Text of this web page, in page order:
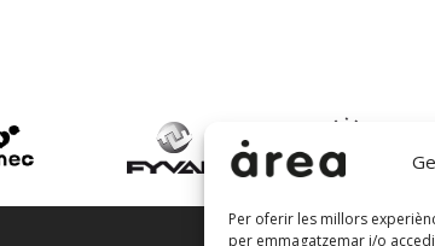
Per oferir les millors
per emmagatzemar i/o